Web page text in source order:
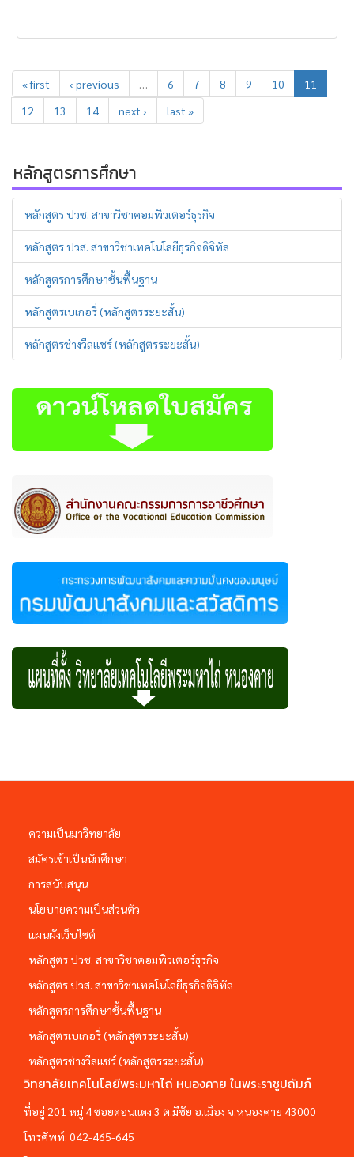
« first ‹ previous … 6 7 8 9 10
11
12
13 14 next › last »
หลักสูตรการศึกษา
หลักสูตร ปวช. สาขาวิชาคอมพิวเตอร์ธุรกิจ
หลักสูตร ปวส. สาขาวิชาเทคโนโลยีธุรกิจดิจิทัล
หลักสูตรการศึกษาชั้นพื้นฐาน
หลักสูตรเบเกอรี่ (หลักสูตรระยะสั้น)
หลักสูตรช่างวีลแชร์ (หลักสูตรระยะสั้น)
ความเป็นมาวิทยาลัย
สมัครเข้าเป็นนักศึกษา
การสนับสนุน
นโยบายความเป็นส่วนตัว
แผนผังเว็บไซต์
หลักสูตร ปวช. สาขาวิชาคอมพิวเตอร์ธุรกิจ
หลักสูตร ปวส. สาขาวิชาเทคโนโลยีธุรกิจดิจิทัล
หลักสูตรการศึกษาชั้นพื้นฐาน
หลักสูตรเบเกอรี่ (หลักสูตรระยะสั้น)
หลักสูตรช่างวีลแชร์ (หลักสูตรระยะสั้น)
วิทยาลัยเทคโนโลยีพระมหาไถ่ หนองคาย ในพระราชูปถัมภ์
ที่อยู่ 201 หมู่ 4 ซอยดอนแดง 3 ต.มีชัย อ.เมือง จ.หนองคาย 43000
โทรศัพท์: 042-465-645